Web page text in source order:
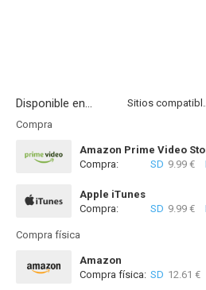
Disponible en...
Compra
Amazon Prime Video
Compra:
SD 9.99 €
Apple iTunes
Compra:
SD 9.99 €
Compra física
Amazon
Compra física: SD 12.61 €